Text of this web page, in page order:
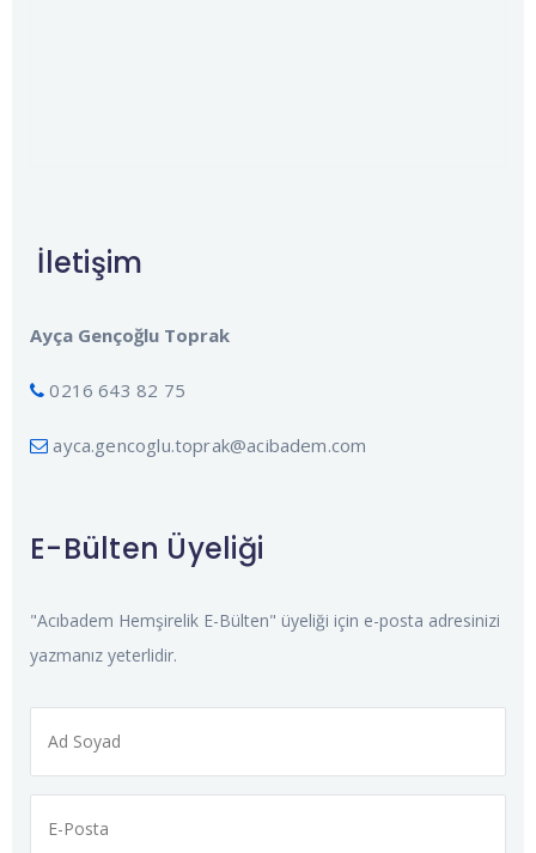
İletişim
Ayça Gençoğlu Toprak
0216 643 82 75
ayca.gencoglu.toprak@acibadem.com
E-Bülten Üyeliği
"Acıbadem Hemşirelik E-Bülten" üyeliği için e-posta adresinizi
yazmanız yeterlidir.